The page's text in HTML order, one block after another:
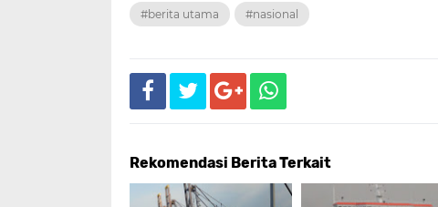
#berita utama #nasional
Rekomendasi Berita Terkait